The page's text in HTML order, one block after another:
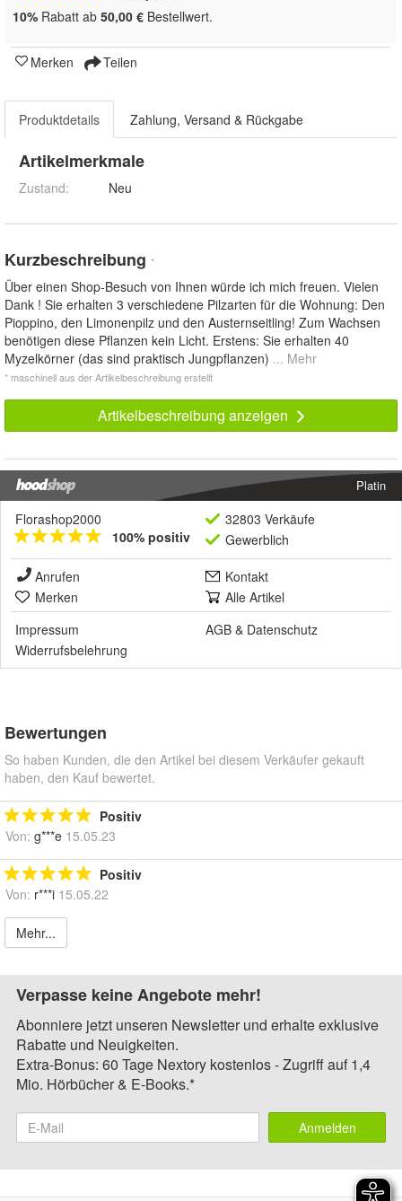
10% Rabatt ab 50,00 € Bestellwert.
Merken Teilen
Produktdetails Zahlung, Versand & Rückgabe
Artikelmerkmale
Zustand: Neu
Kurzbeschreibung *
Über einen Shop-Besuch von Ihnen würde ich mich freuen. Vielen
Dank ! Sie erhalten 3 verschiedene Pilzarten für die Wohnung: Den
Pioppino, den Limonenpilz und den Austernseitling! Zum Wachsen
benötigen diese Pflanzen kein Licht. Erstens: Sie erhalten 40
Myzelkörner (das sind praktisch Jungpflanzen) ... Mehr
* maschinell aus der Artikelbeschreibung erstellt
Artikelbeschreibung anzeigen
Platin
Florashop2000
100% positiv
32803 Verkäufe
Gewerblich
Anrufen
Kontakt
Merken
Alle Artikel
Impressum
AGB & Datenschutz
Widerrufsbelehrung
Bewertungen
So haben Kunden, die den Artikel bei diesem Verkäufer gekauft
haben, den Kauf bewertet.
Positiv
Von: g***e 15.05.23
Positiv
Von: r***i 15.05.22
Mehr...
Verpasse keine Angebote mehr!
Abonniere jetzt unseren Newsletter und erhalte exklusive
Rabatte und Neuigkeiten.
Extra-Bonus: 60 Tage Nextory kostenlos - Zugriff auf 1,4
Mio. Hörbücher & E-Books.*
Anmelden